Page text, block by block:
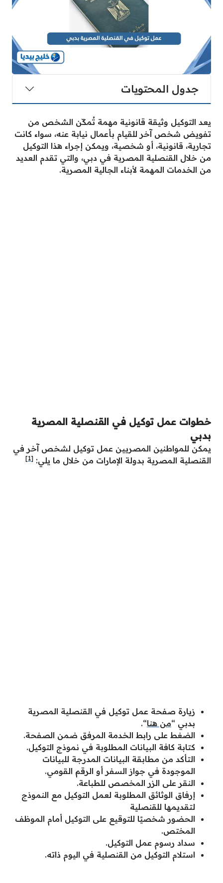
جدول المحتويات
يعد التوكيل وثيقة قانونية مهمة تُمكّن الشخص من
تفويض شخص آخر للقيام بأعمال نيابة عنه، سواء كانت
تجارية، قانونية، أو شخصية، ويمكن إجراء هذا التوكيل
من خلال القنصلية المصرية في دبي، والتي تقدم العديد
من الخدمات المهمة لأبناء الجالية المصرية.
خطوات عمل توكيل في القنصلية المصرية
بدبي
يمكن للمواطنين المصريين عمل توكيل لشخص آخر في
القنصلية المصرية بدولة الإمارات من خلال ما يلي: [1]
زيارة صفحة عمل توكيل في القنصلية المصرية
بدبي “من هنا“.
الضغط على رابط الخدمة المرفق ضمن الصفحة.
كتابة كافة البيانات المطلوبة في نموذج التوكيل.
التأكد من مطابقة البيانات المدرجة للبيانات
الموجودة في جواز السفر أو الرقم القومي.
النقر على الزر المخصص للطباعة.
إرفاق الوثائق المطلوبة لعمل التوكيل مع النموذج
لتقديمها للقنصلية
الحضور شخصيًا للتوقيع على التوكيل أمام الموظف
المختص.
سداد رسوم عمل التوكيل.
استلام التوكيل من القنصلية في اليوم ذاته.